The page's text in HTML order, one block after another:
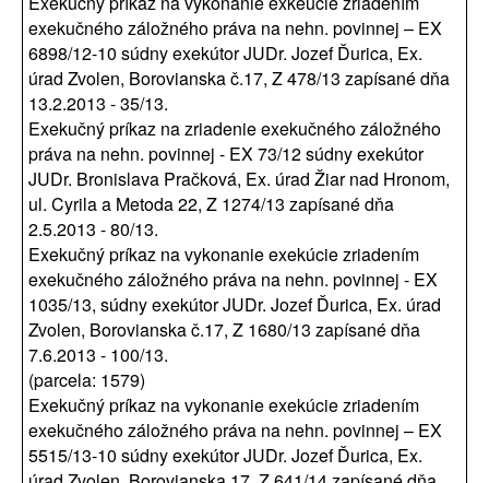
exekučného záložného práva na nehn. povinnej – EX
6898/12-10 súdny exekútor JUDr. Jozef Ďurica, Ex.
úrad Zvolen, Borovianska č.17, Z 478/13 zapísané dňa
13.2.2013 - 35/13.
Exekučný príkaz na zriadenie exekučného záložného
práva na nehn. povinnej - EX 73/12 súdny exekútor
JUDr. Bronislava Pračková, Ex. úrad Žiar nad Hronom,
ul. Cyrila a Metoda 22, Z 1274/13 zapísané dňa
2.5.2013 - 80/13.
Exekučný príkaz na vykonanie exekúcie zriadením
exekučného záložného práva na nehn. povinnej - EX
1035/13, súdny exekútor JUDr. Jozef Ďurica, Ex. úrad
Zvolen, Borovianska č.17, Z 1680/13 zapísané dňa
7.6.2013 - 100/13.
(parcela: 1579)
Exekučný príkaz na vykonanie exekúcie zriadením
exekučného záložného práva na nehn. povinnej – EX
5515/13-10 súdny exekútor JUDr. Jozef Ďurica, Ex.